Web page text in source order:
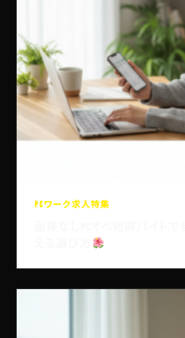
PCワーク求人特集